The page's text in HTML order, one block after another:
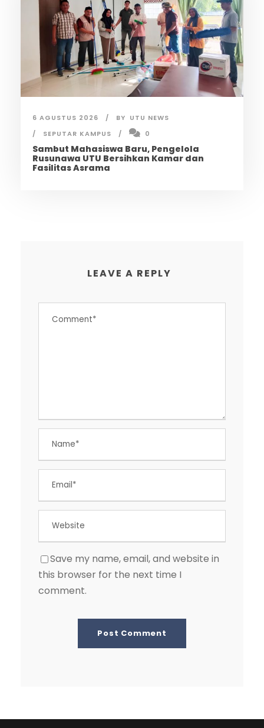
6 AGUSTUS 2026 BY UTU NEWS
SEPUTAR KAMPUS
0
Sambut Mahasiswa Baru, Pengelola
Rusunawa UTU Bersihkan Kamar dan
Fasilitas Asrama
LEAVE A REPLY
Save my name, email, and website in
this browser for the next time I
comment.